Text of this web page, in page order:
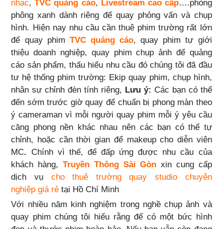
nhạc, TVC quảng cáo, Livestream cao cấp….phòng
phông xanh dành riêng để quay phỏng vấn và chụp
hình. Hiện nay nhu cầu cần thuê phim trường rất lớn
để quay phim TVC quảng cáo, quay phim tự giới
thiệu doanh nghiệp, quay phim chụp ảnh để quảng
cáo sản phẩm, thấu hiểu nhu cầu đó chúng tôi đã đầu
tư hệ thống phim trường: Ekip quay phim, chụp hình,
nhân sự chỉnh đèn tính riêng, Lưu ý: Các bạn có thể
đến sớm trước giờ quay để chuẩn bị phong màn theo
ý cameraman vì mỗi người quay phim mỗi ý yêu cầu
căng phong nền khác nhau nên các bạn có thể tự
chỉnh, hoặc cần thời gian để makeup cho diễn viên
MC. Chính vì thế, để đấp ứng được nhu cầu của
khách hàng, Truyền Thông Sài Gòn xin cung cấp
dịch vụ cho thuê trường quay studio chuyên
nghiệp giá rẻ tại Hồ Chí Minh
Với nhiều năm kinh nghiệm trong nghề chụp ảnh và
quay phim chúng tôi hiểu rằng để có một bức hình